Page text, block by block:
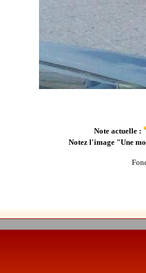
Note actuelle :
Notez l'image "Une